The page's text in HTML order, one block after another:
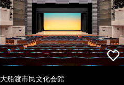
大船渡市民文化会館